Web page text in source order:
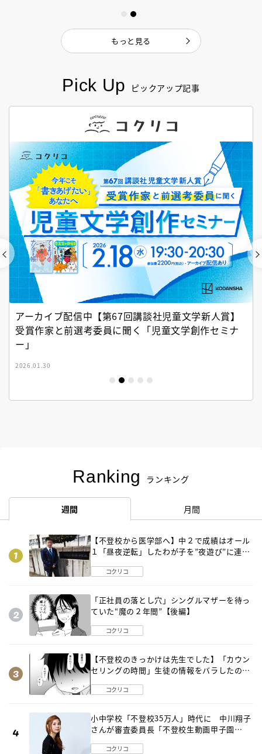
Pick Up ピックアップ記事
アーカイブ配信中【第67回講談社児童文学新人賞】
受賞作家と前選考委員に聞く「児童文学創作セミナ
ー」
2026.01.30
Ranking ランキング
週間 月間
【不登校から医学部へ】中２で成績はオール
１「昼夜逆転」したわが子を”夜遊び”に連れ
コクリコ
「正社員の落とし穴」シングルマザーを待っ
ていた“魔の２年間”【後編】
コクリコ
【不登校のきっかけは先生でした】「カウン
セリングの時間」生徒の情報をバラしたの
コクリコ
小中学校「不登校35万人」時代に 中川翔子
さんが審査委員長「不登校生動画甲子園
コクリコ
もっと見る